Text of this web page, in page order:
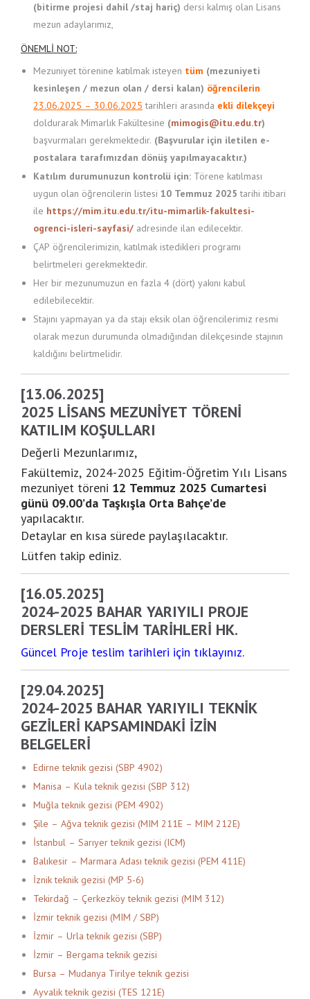
(bitirme projesi dahil /staj hariç) dersi kalmış olan Lisans
mezun adaylarımız,
ÖNEMLİ NOT:
Mezuniyet törenine katılmak isteyen tüm (mezuniyeti
kesinleşen / mezun olan / dersi kalan) öğrencilerin
23.06.2025 – 30.06.2025 tarihleri arasında ekli dilekçeyi
doldurarak Mimarlık Fakültesine (mimogis@itu.edu.tr)
başvurmaları gerekmektedir. (Başvurular için iletilen e-
postalara tarafımızdan dönüş yapılmayacaktır.)
Katılım durumunuzun kontrolü için: Törene katılması
uygun olan öğrencilerin listesi10 Temmuz 2025 tarihi itibari
ile https://mim.itu.edu.tr/itu-mimarlik-fakultesi-
ogrenci-isleri-sayfasi/ adresinde ilan edilecektir.
ÇAP öğrencilerimizin, katılmak istedikleri programı
belirtmeleri gerekmektedir.
Her bir mezunumuzun en fazla 4 (dört) yakını kabul
edilebilecektir.
Stajını yapmayan ya da stajı eksik olan öğrencilerimiz resmi
olarak mezun durumunda olmadığından dilekçesinde stajının
kaldığını belirtmelidir.
[13.06.2025]
2025 LISANS MEZUNIYET TÖRENI
KATILIM KOŞULLARI
Değerli Mezunlarımız,
Fakültemiz, 2024-2025 Eğitim-Öğretim Yılı Lisans
mezuniyet töreni 12 Temmuz 2025 Cumartesi
günü 09.00’da Taşkışla Orta Bahçe’de
yapılacaktır.
Detaylar en kısa sürede paylaşılacaktır.
Lütfen takip ediniz.
[16.05.2025]
2024-2025 BAHAR YARIYILI PROJE
DERSLERI TESLIM TARIHLERI HK.
Güncel Proje teslim tarihleri için tıklayınız.
[29.04.2025]
2024-2025 BAHAR YARIYILI TEKNIK
GEZILERI KAPSAMINDAKI IZIN
BELGELERI
Edirne teknik gezisi (SBP 4902)
Manisa – Kula teknik gezisi (SBP 312)
Muğla teknik gezisi (PEM 4902)
Şile – Ağva teknik gezisi (MIM 211E – MIM 212E)
İstanbul – Sarıyer teknik gezisi (ICM)
Balıkesir – Marmara Adası teknik gezisi (PEM 411E)
İznik teknik gezisi (MP 5-6)
Tekirdağ – Çerkezköy teknik gezisi (MIM 312)
İzmir teknik gezisi (MIM / SBP)
İzmir – Urla teknik gezisi (SBP)
İzmir – Bergama teknik gezisi
Bursa – Mudanya Tirilye teknik gezisi
Ayvalik teknik gezisi (TES 121E)